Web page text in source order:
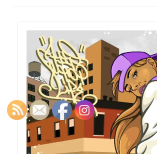
Walls
Collective walls
Decor
Custom Art
Canvas
Blog